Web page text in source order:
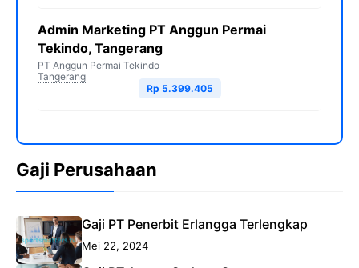
Admin Marketing PT Anggun Permai
Tekindo, Tangerang
PT Anggun Permai Tekindo
Tangerang
Rp 5.399.405
Gaji Perusahaan
Gaji PT Penerbit Erlangga Terlengkap
Mei 22, 2024